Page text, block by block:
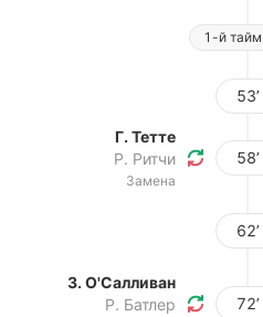
1-й тайм
53’
Г. Тетте
Р. Ритчи
Замена
58’
62’
З. О'Салливан
Р. Батлер
72’